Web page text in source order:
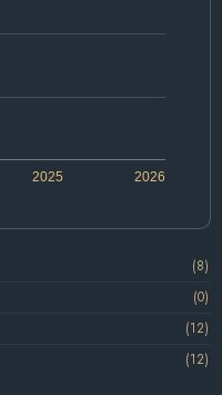
2026
2025
(8)
(0)
(12)
(12)